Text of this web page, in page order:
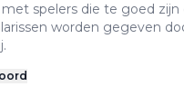
spelers die te goed zijn
worden gegeven